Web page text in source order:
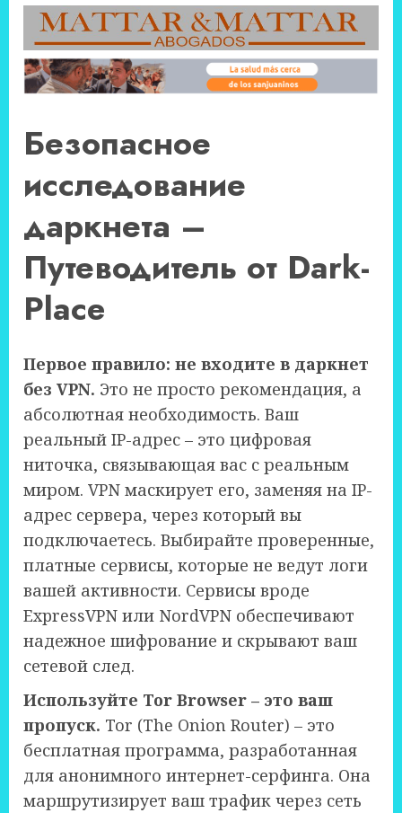
Безопасное
исследование
даркнета –
Путеводитель от Dark-
Place
Первое правило: не входите в даркнет
без VPN. Это не просто рекомендация, а
абсолютная необходимость. Ваш
реальный IP-адрес – это цифровая
ниточка, связывающая вас с реальным
миром. VPN маскирует его, заменяя на IP-
адрес сервера, через который вы
подключаетесь. Выбирайте проверенные,
платные сервисы, которые не ведут логи
вашей активности. Сервисы вроде
ExpressVPN или NordVPN обеспечивают
надежное шифрование и скрывают ваш
сетевой след.
Используйте Tor Browser – это ваш
пропуск. Tor (The Onion Router) – это
бесплатная программа, разработанная
для анонимного интернет-серфинга. Она
маршрутизирует ваш трафик через сеть